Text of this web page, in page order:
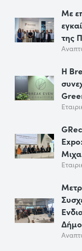
Με
της
Η